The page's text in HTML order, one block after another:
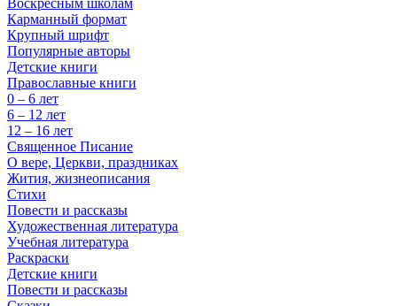
Воскресным школам
Карманный формат
Крупный шрифт
Популярные авторы
Детские книги
Православные книги
0 – 6 лет
6 – 12 лет
12 – 16 лет
Священное Писание
О вере, Церкви, праздниках
Жития, жизнеописания
Стихи
Повести и рассказы
Художественная литература
Учебная литература
Раскраски
Детские книги
Повести и рассказы